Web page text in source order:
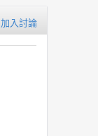
加入討論